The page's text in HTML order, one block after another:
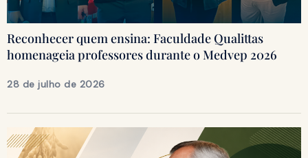
Reconhecer quem ensina: Faculdade Qualittas
homenageia professores durante o Medvep 2026
28 de julho de 2026